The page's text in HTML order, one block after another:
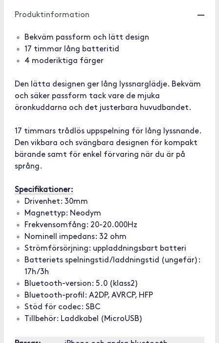
Produktinformation
Bekväm passform och lätt design
17 timmar lång batteritid
4 moderiktiga färger
Den lätta designen ger lång lyssnarglädje. Bekväm
och säker passform tack vare de mjuka
öronkuddarna och det justerbara huvudbandet.
17 timmars trådlös uppspelning för lång lyssnande.
Den vikbara och svängbara designen för kompakt
bärande samt för enkel förvaring när du är på
språng.
Specifikationer:
Drivenhet: 30mm
Magnettyp: Neodym
Frekvensomfång: 20-20.000Hz
Nominell impedans: 32 ohm
Strömförsörjning: uppladdningsbart batteri
Batteriets spelningstid/laddningstid (ungefär):
17h/3h
Bluetooth-version: 5.0 (klass2)
Bluetooth-profil: A2DP, AVRCP, HFP
Stöd för codec: SBC
Tillbehör: Laddkabel (MicroUSB)